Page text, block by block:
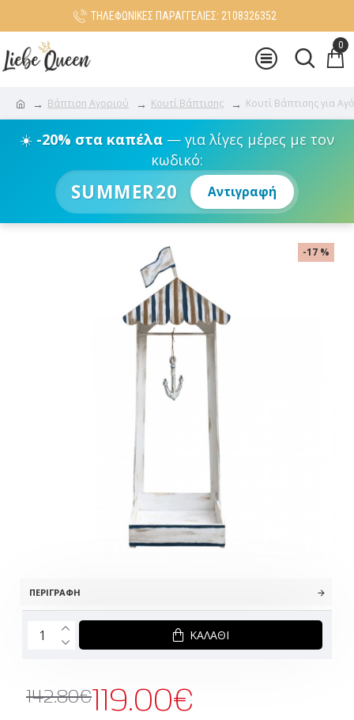
ΤΗΛΕΦΩΝΙΚΕΣ ΠΑΡΑΓΓΕΛΙΕΣ: 2108326352
0
Βάπτιση Αγοριού Κουτί Βάπτισης Κουτί Βάπτισης για
☀️ -20% στα καπέλα— για λίγες μέρες με τον
κωδικό:
SUMMER20 Αντιγραφή
-17 %
ΠΕΡΙΓΡΑΦΉ
119.00€
142.80€
ΚΑΛΆΘΙ